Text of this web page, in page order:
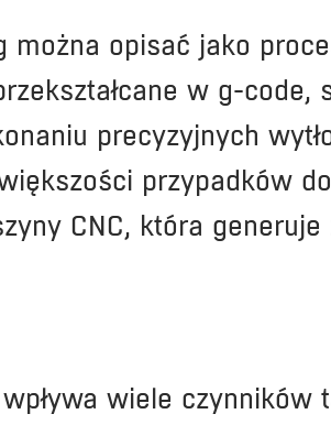
można opisać jako
w g-
precyzyjnych
przypadków
CNC, która
wiele czynników